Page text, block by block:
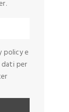
policy e
per